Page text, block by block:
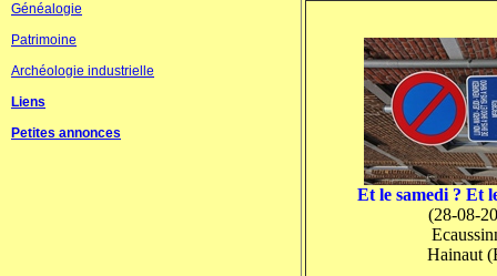
Généalogie
Patrimoine
Archéologie industrielle
Liens
Petites annonces
Et le samedi ? Et
(28-08-
Hainaut